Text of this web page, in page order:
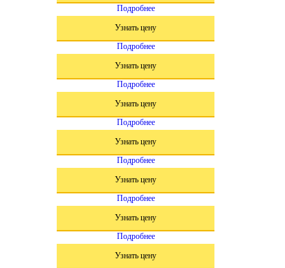
Подробнее
Узнать цену
Подробнее
Узнать цену
Подробнее
Узнать цену
Подробнее
Узнать цену
Подробнее
Узнать цену
Подробнее
Узнать цену
Подробнее
Узнать цену